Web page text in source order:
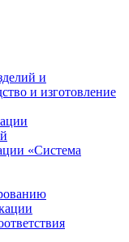
и
и изготовление
«Система